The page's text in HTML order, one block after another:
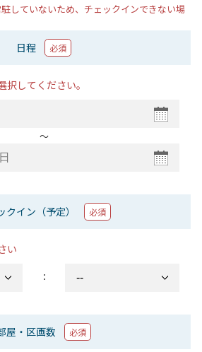
していないため、チェックインできない場
日程 必須
してください。
〜
クイン（予定） 必須
い
：
屋・区画数 必須